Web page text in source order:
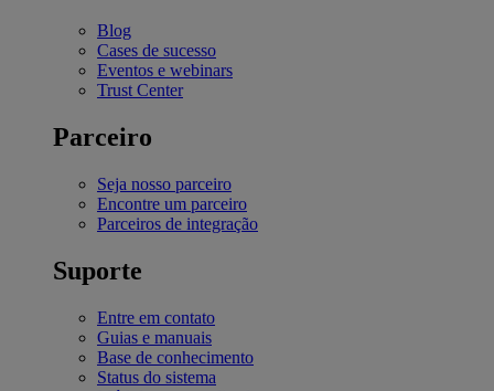
Blog
Cases de sucesso
Eventos e webinars
Trust Center
Parceiro
Seja nosso parceiro
Encontre um parceiro
Parceiros de integração
Suporte
Entre em contato
Guias e manuais
Base de conhecimento
Status do sistema